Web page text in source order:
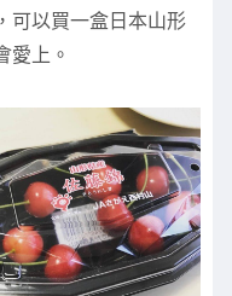
可以買一盒日本山形
愛上。